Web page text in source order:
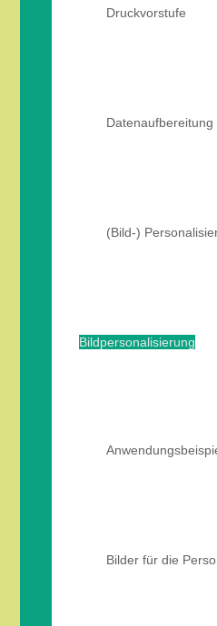
Druckvorstufe
Datenaufbereitung
(Bild-)
Bildpersonalisierung
Bilder für die